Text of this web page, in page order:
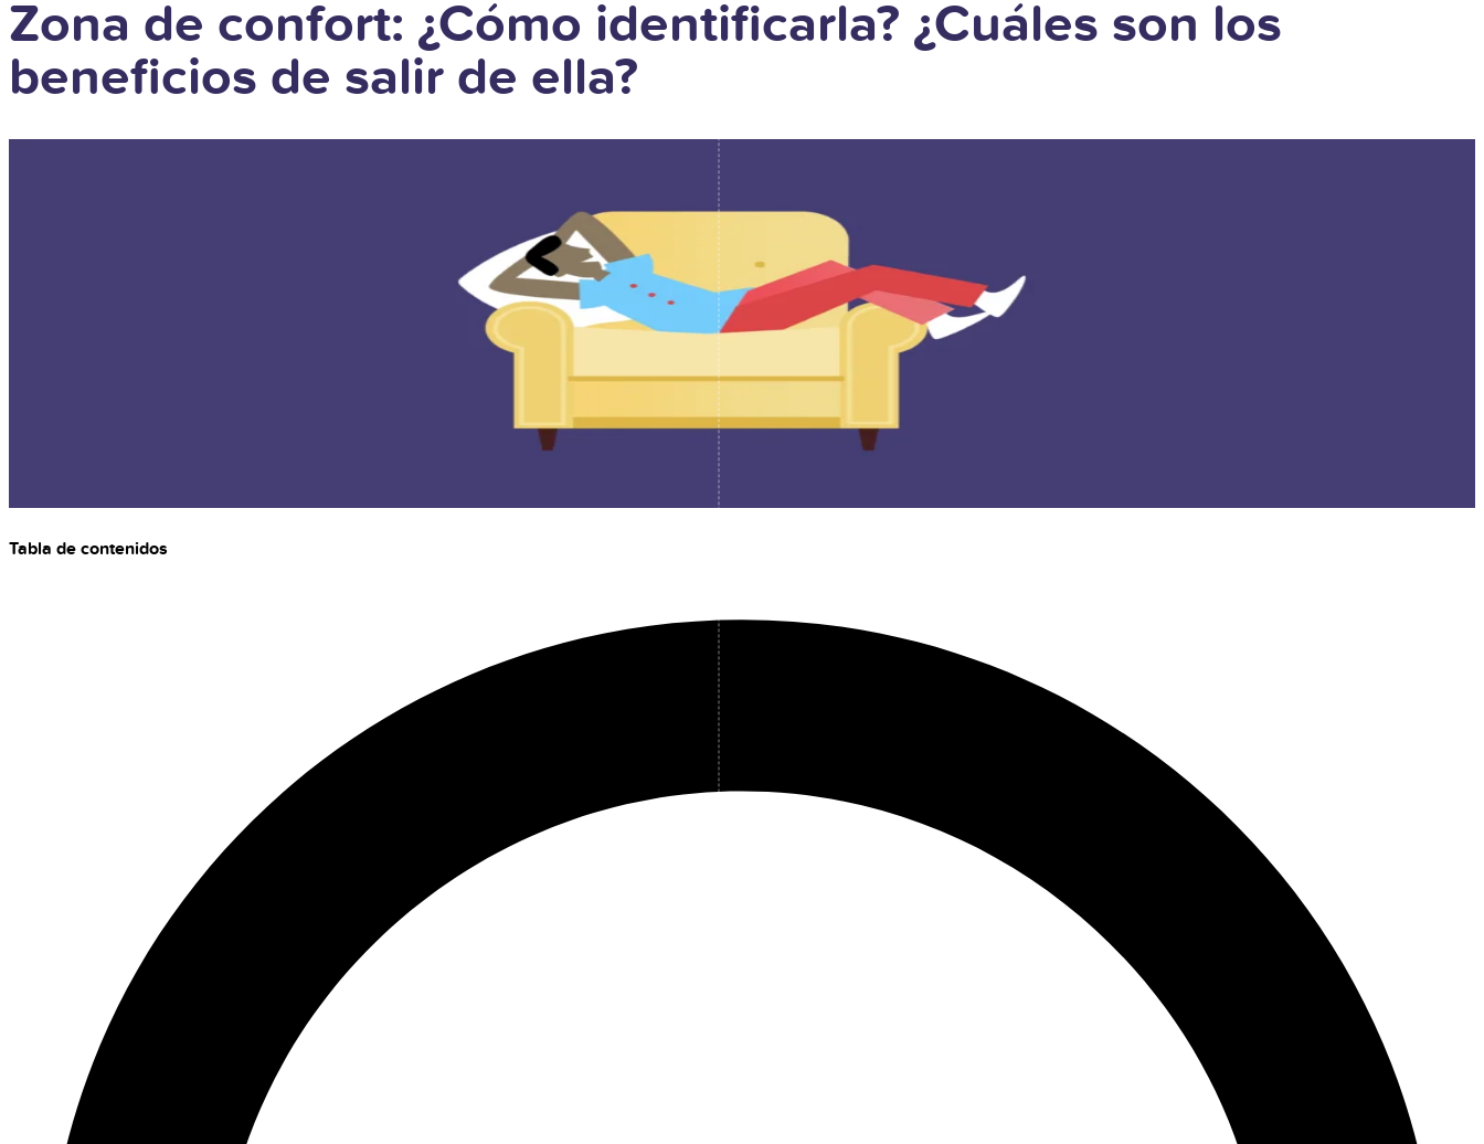
Zona de confort: ¿Cómo identificarla? ¿Cuáles son los
beneficios de salir de ella?
Tabla de contenidos